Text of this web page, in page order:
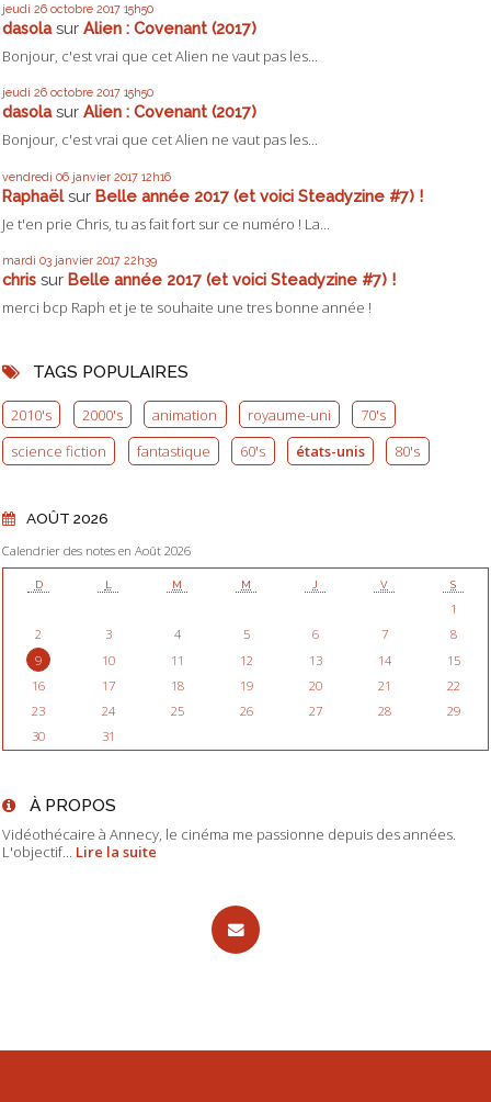
jeudi 26 octobre 2017 15h50
dasolasur Alien : Covenant (2017)
Bonjour, c'est vrai que cet Alien ne vaut pas les...
jeudi 26 octobre 2017 15h50
dasolasur Alien : Covenant (2017)
Bonjour, c'est vrai que cet Alien ne vaut pas les...
vendredi 06 janvier 2017 12h16
Raphaëlsur Belle année 2017 (et voici Steadyzine #7) !
Je t'en prie Chris, tu as fait fort sur ce numéro ! La...
mardi 03 janvier 2017 22h39
chris sur Belle année 2017 (et voici Steadyzine #7) !
merci bcp Raph et je te souhaite une tres bonne année !
TAGS POPULAIRES
2010's 2000's animation royaume-uni
70's
science fiction
fantastique 60's états-unis 80's
AOÛT 2026
Calendrier des notes en Août 2026
D L M M J V S
1
2
3 4 5 6 7
8
9
10 11 12 13 14
15
16
17 18 19 20 21
22
23
24 25 26 27 28
29
30
31
À PROPOS
Vidéothécaire à Annecy, le cinéma me passionne depuis des années.
L'objectif... Lire la suite